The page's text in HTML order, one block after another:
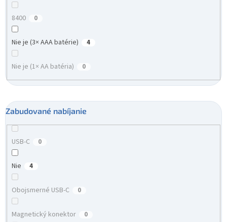
8400 0
Nie je (3× AAA batérie) 4
Nie je (1× AA batéria) 0
Zabudované nabíjanie
USB-C 0
Nie 4
Obojsmerné USB-C 0
Magnetický konektor 0